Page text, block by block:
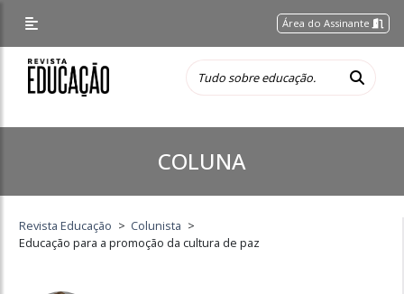
Área do Assinante
COLUNA
Revista Educação > Colunista >
Educação para a promoção da cultura de paz